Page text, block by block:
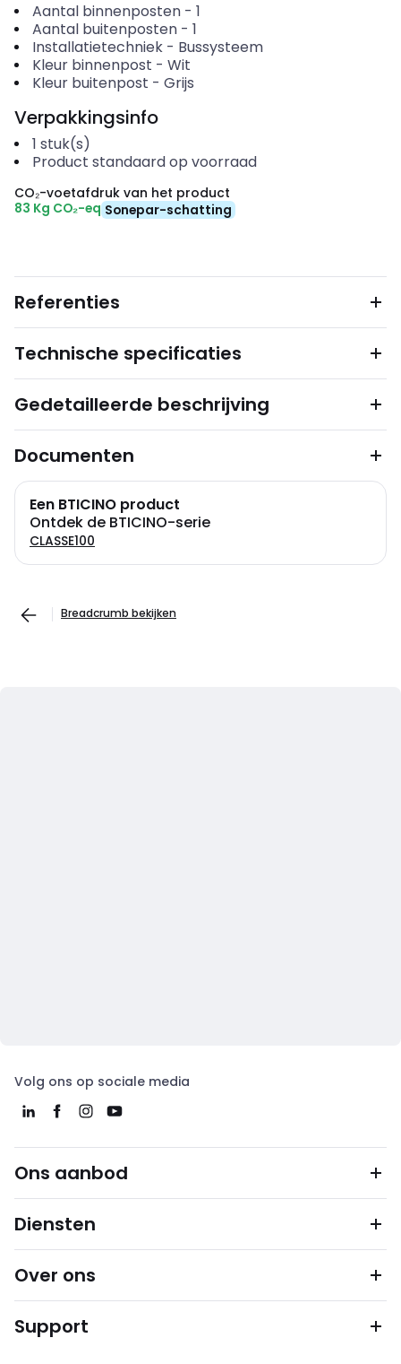
Aantal binnenposten- 1
Aantal buitenposten- 1
Installatietechniek- Bussysteem
Kleur binnenpost - Wit
Kleur buitenpost - Grijs
Verpakkingsinfo
1 stuk(s)
Product standaard op voorraad
CO₂-voetafdruk van het product
83 Kg CO₂-eq Sonepar-schatting
Referenties
Technische specificaties
Gedetailleerde beschrijving
Documenten
Een BTICINO product
Ontdek de BTICINO-serie
CLASSE100
Breadcrumb bekijken
Volg ons op sociale media
Ons aanbod
Diensten
Over ons
Support